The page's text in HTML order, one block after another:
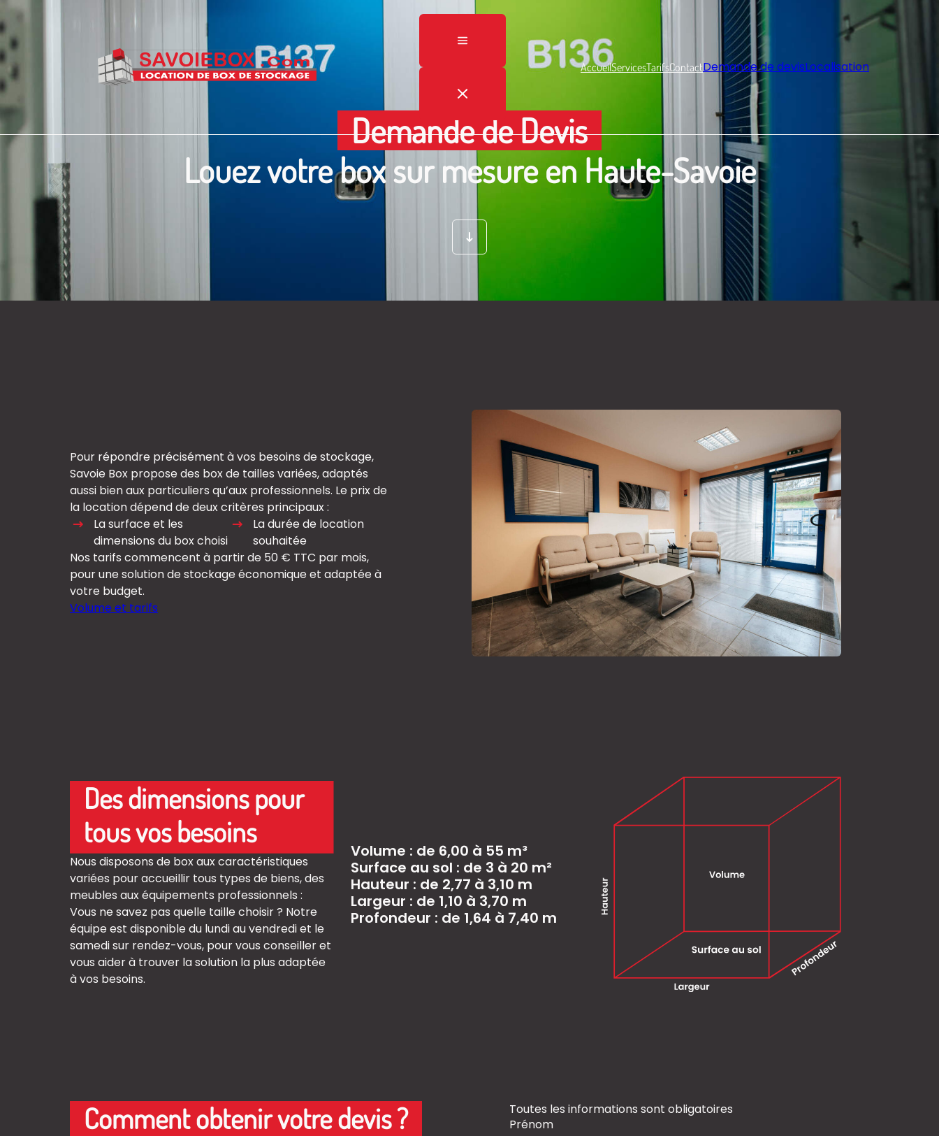
AccueilServicesTarifsContactDemande de devisLocalisation
Demande de Devis
Louez votre box sur mesure en Haute-Savoie
Pour répondre précisément à vos besoins de stockage,
Savoie Box propose des box de tailles variées, adaptés
aussi bien aux particuliers qu’aux professionnels. Le prix de
la location dépend de deux critères principaux :
La surface et les
dimensions du box choisi
La durée de location
souhaitée
Nos tarifs commencent à partir de 50 € TTC par mois,
pour une solution de stockage économique et adaptée à
votre budget.
Volume et tarifs
Des dimensions pour
tous vos besoins
Nous disposons de box aux caractéristiques
variées pour accueillir tous types de biens, des
meubles aux équipements professionnels :
Vous ne savez pas quelle taille choisir ? Notre
équipe est disponible du lundi au vendredi et le
samedi sur rendez-vous, pour vous conseiller et
vous aider à trouver la solution la plus adaptée
à vos besoins.
Volume : de 6,00 à 55 m³
Surface au sol : de 3 à 20 m²
Hauteur : de 2,77 à 3,10 m
Largeur : de 1,10 à 3,70 m
Profondeur : de 1,64 à 7,40 m
Comment obtenir votre devis ?
Toutes les informations sont obligatoires
Prénom